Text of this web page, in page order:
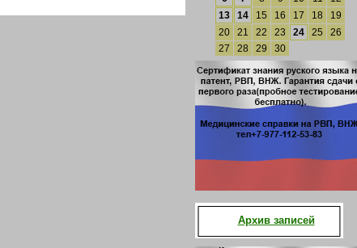
13
14 15 16 17 18
19
20
21 22 23 24 25
26
27
28 29 30
Архив записей